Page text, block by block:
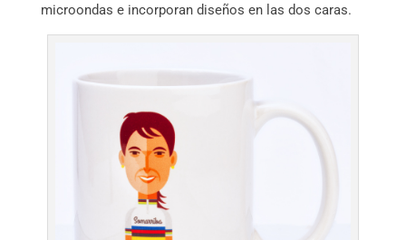
microondas e incorporan diseños en las dos caras.